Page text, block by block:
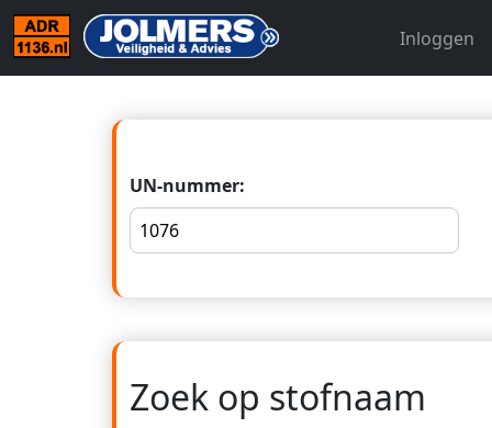
Inloggen
UN-nummer:
Zoek op stofnaam